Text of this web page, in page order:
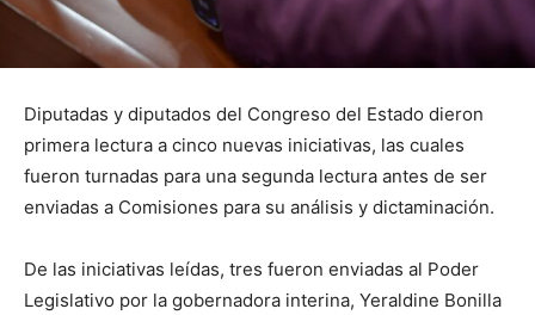
Diputadas y diputados del Congreso del Estado dieron
primera lectura a cinco nuevas iniciativas, las cuales
fueron turnadas para una segunda lectura antes de ser
enviadas a Comisiones para su análisis y dictaminación.
De las iniciativas leídas, tres fueron enviadas al Poder
Legislativo por la gobernadora interina, Yeraldine Bonilla